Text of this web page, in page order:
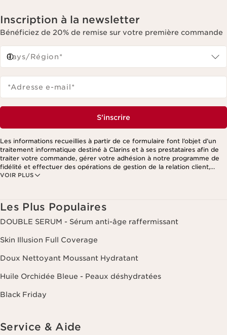
Inscription à la newsletter
Bénéficiez de 20% de remise sur votre première commande
Pays/Région*
*Adresse e-mail*
S'inscrire
VOIR PLUS
Les informations recueillies à partir de ce formulaire font l’objet d’un
traitement informatique destiné à Clarins et à ses prestataires afin de
traiter votre commande, gérer votre adhésion à notre programme de
fidélité et effectuer des opérations de gestion de la relation client,
notamment pour vous adresser des offres personnalisées en fonction
Les Plus Populaires
DOUBLE SERUM - Sérum anti-âge raffermissant
Skin Illusion Full Coverage
Doux Nettoyant Moussant Hydratant
Huile Orchidée Bleue - Peaux déshydratées
Black Friday
Service & Aide